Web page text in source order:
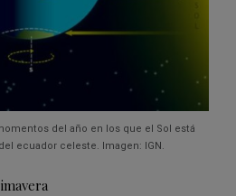
del año en los que el Sol está
ecuador celeste. Imagen: IGN.